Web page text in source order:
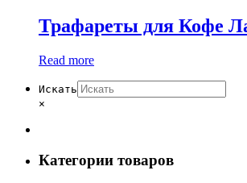
Трафареты для Кофе
Read more
Искать
×
Категории товаров